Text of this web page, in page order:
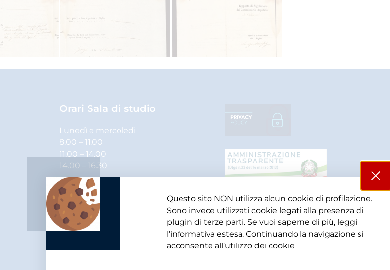
Orari Sala di studio
Lunedì e mercoledì
8.00 – 11.00
11.00 – 14.00
14.00 – 16.30
Martedì, giovedì e venerdì
8.00 – 11.00
11.00 – 14.00
Questo sito NON utilizza alcun cookie di profilazione.
Sono invece utilizzati cookie legati alla presenza di
plugin di terze parti. Se vuoi saperne di più, leggi
l’informativa estesa. Continuando la navigazione si
acconsente all’utilizzo dei cookie​